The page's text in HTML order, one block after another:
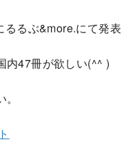
るるぶ&more.にて発表
内47冊が欲しい(^^ )